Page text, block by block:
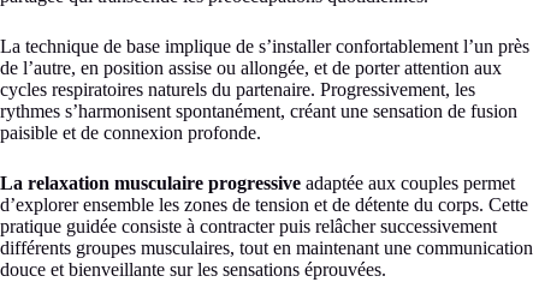
La technique de base implique de s’installer confortablement l’un près
de l’autre, en position assise ou allongée, et de porter attention aux
cycles respiratoires naturels du partenaire. Progressivement, les
rythmes s’harmonisent spontanément, créant une sensation de fusion
paisible et de connexion profonde.
La relaxation musculaire progressive adaptée aux couples permet
d’explorer ensemble les zones de tension et de détente du corps. Cette
pratique guidée consiste à contracter puis relâcher successivement
différents groupes musculaires, tout en maintenant une communication
douce et bienveillante sur les sensations éprouvées.